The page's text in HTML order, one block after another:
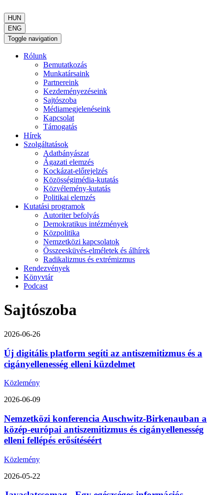
HUN
ENG
Toggle navigation
Rólunk
Bemutatkozás
Munkatársaink
Partnereink
Kezdeményezéseink
Sajtószoba
Médiamegjelenéseink
Kapcsolat
Támogatás
Hírek
Szolgáltatások
Adatbányászat
Ágazati elemzés
Kockázat-előrejelzés
Közösségimédia-kutatás
Közvélemény-kutatás
Politikai elemzés
Kutatási programok
Autoriter befolyás
Demokratikus intézmények
Közpolitika
Nemzetközi kapcsolatok
Összeesküvés-elméletek és álhírek
Radikalizmus és extrémizmus
Rendezvények
Könyvtár
Podcast
Sajtószoba
2026-06-26
Új digitális platform segíti az antiszemitizmus és a
cigányellenesség elleni küzdelmet
Közlemény
2026-06-09
Nemzetközi konferencia Auschwitz-Birkenauban a
közép-európai antiszemitizmus és cigányellenesség
elleni fellépés erősítéséért
Közlemény
2026-05-22